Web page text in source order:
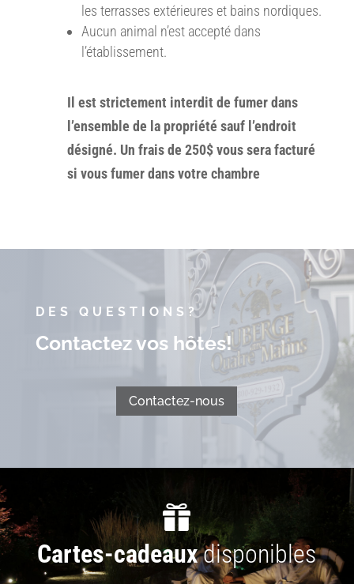
les terrasses extérieures et bains nordiques.
Aucun animal n’est accepté dans
l’établissement.
Il est strictement interdit de fumer dans
l’ensemble de la propriété sauf l’endroit
désigné. Un frais de 250$ vous sera facturé
si vous fumer dans votre chambre
DES QUESTIONS?
Contactez vos hôtes!
Contactez-nous

Cartes-cadeauxdisponibles